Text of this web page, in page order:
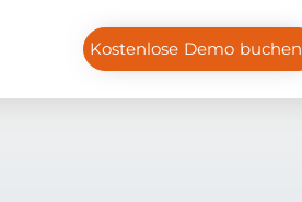
Kostenlose Demo buchen